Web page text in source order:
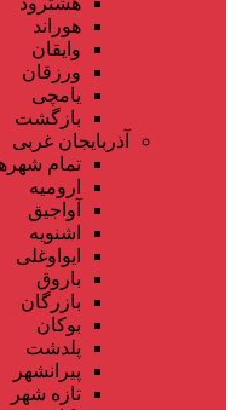
هوراند
وایقان
ورزقان
یامچی
بازگشت
آذربایجان غربی
تمام
ارومیه
آواجیق
اشنویه
ایواوغلی
باروق
بازرگان
بوکان
پلدشت
پیرانشهر
تازه شهر